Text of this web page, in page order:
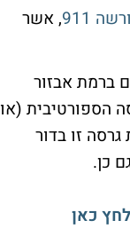
911
, אשר
שקלים ותגיע הפעם ברמת אבזור
הספורטיבית (או
זו בדור